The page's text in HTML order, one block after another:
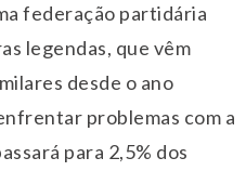
federação partidária
legendas, que vêm
desde o ano
problemas com a
para 2,5% dos